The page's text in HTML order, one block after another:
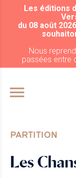
Les éditions
du 08 août
Nous
passées entre
PARTITION
Les